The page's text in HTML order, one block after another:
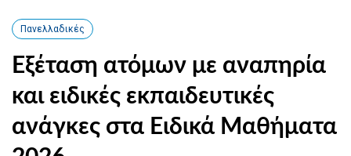
Πανελλαδικές
Εξέταση ατόμων με αναπηρία
και ειδικές εκπαιδευτικές
ανάγκες στα Ειδικά Μαθήματα